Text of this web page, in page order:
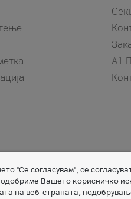
A1
"Се согласувам", се
Вашето корисничко
на веб-страната,